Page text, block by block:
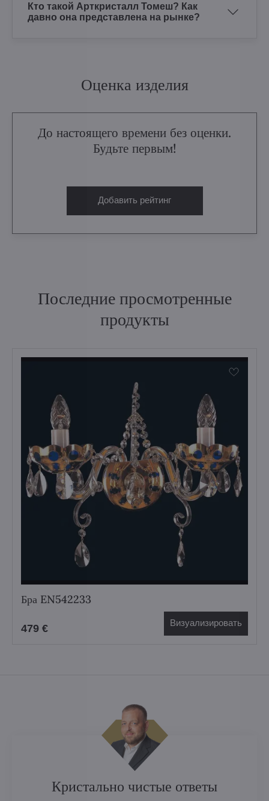
Кто такой Арткристалл Томеш? Как
давно она представлена на рынке?
Оценка изделия
До настоящего времени без оценки.
Будьте первым!
Добавить рейтинг
Последние просмотренные
продукты
Бра EN542233
479 € Визуализировать
Кристально чистые ответы